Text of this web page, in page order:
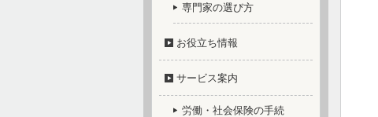
専門家の選び方
お役立ち情報
サービス案内
労働・社会保険の手続